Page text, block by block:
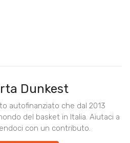
Dunkest
autofinanziato che dal 2013
del basket in Italia. Aiutaci a
con un contributo.